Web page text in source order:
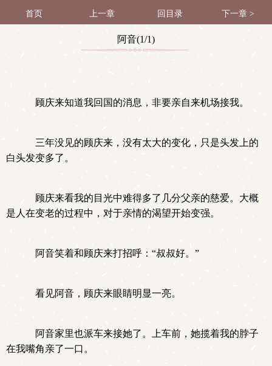
首页 上一章 回目录 下一章 >
阿音(1/1)
顾庆来知道我回国的消息，非要亲自来机场接我。
三年没见的顾庆来，没有太大的变化，只是头发上的
白头发变多了。
顾庆来看我的目光中难得多了几分父亲的慈爱。大概
是人在变老的过程中，对于亲情的渴望开始变强。
阿音笑着和顾庆来打招呼：“叔叔好。”
看见阿音，顾庆来眼睛明显一亮。
阿音家里也派车来接她了。上车前，她揽着我的脖子
在我嘴角亲了一口。